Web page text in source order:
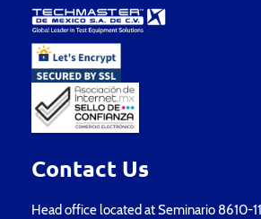
Contact Us
Head office located at Seminario 8610-